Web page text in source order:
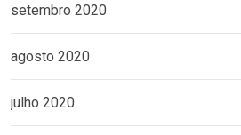
setembro 2020
agosto 2020
julho 2020